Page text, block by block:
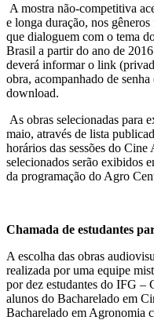
A mostra não-competitiva
e longa duração, nos
que dialoguem com o tema
Brasil a partir do ano de
deverá informar o link
obra, acompanhado de
download.
As obras selecionadas para
maio, através de lista
horários das sessões do
selecionados serão exibidos
da programação do Agro
Chamada de estudantes
A escolha das obras
realizada por uma equipe
por dez estudantes do IFG –
alunos do Bacharelado em
Bacharelado em Agronomia